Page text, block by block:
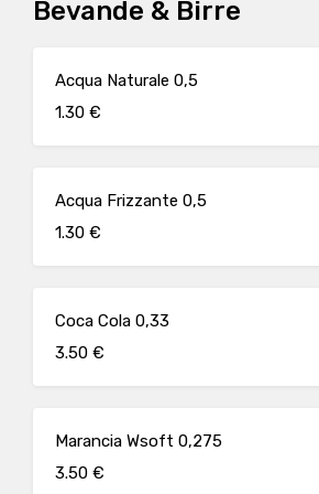
Bevande & Birre
Acqua Naturale 0,5
1.30 €
Acqua Frizzante 0,5
1.30 €
Coca Cola 0,33
3.50 €
Marancia Wsoft 0,275
3.50 €